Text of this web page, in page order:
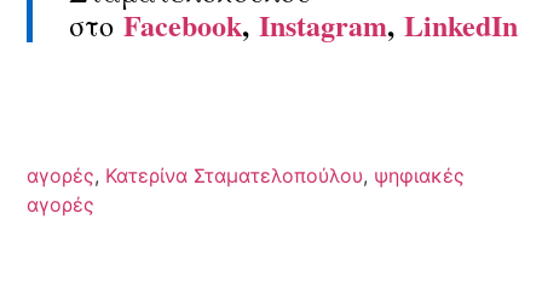
στοFacebook,Instagram,LinkedIn
αγορές, Κατερίνα Σταματελοπούλου, ψηφιακές
αγορές